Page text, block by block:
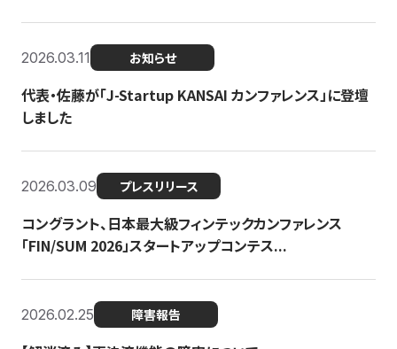
2026.03.11 お知らせ
代表・佐藤が「J-Startup KANSAI カンファレンス」に登壇
しました
2026.03.09 プレスリリース
コングラント、日本最大級フィンテックカンファレンス
「FIN/SUM 2026」スタートアップコンテス...
2026.02.25 障害報告